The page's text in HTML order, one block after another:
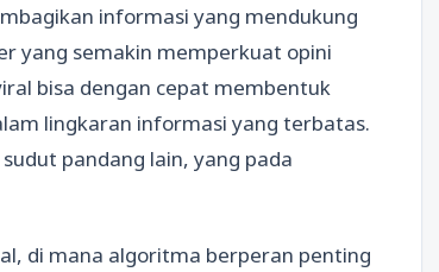
informasi yang mendukung
yang semakin memperkuat opini
bisa dengan cepat membentuk
lingkaran informasi yang terbatas.
pandang lain, yang pada
di mana algoritma berperan penting